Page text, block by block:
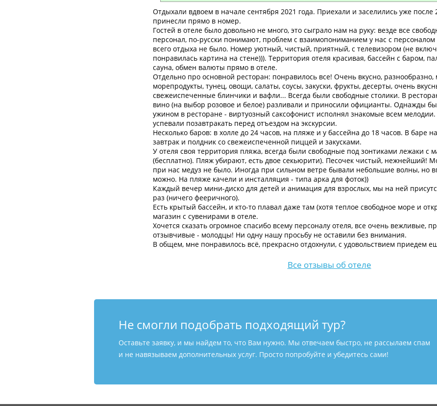
Отдыхали вдвоем в начале сентября 2021 года. Приехали и заселились уже после
принесли прямо в номер.
Гостей в отеле было довольно не много, это сыграло нам на руку: везде все
персонал, по-русски понимают, проблем с взаимопониманием у нас с
всего отдыха не было. Номер уютный, чистый, приятный, с телевизором (не
понравилась картина на стене))). Территория отеля красивая, бассейн с баром,
сауна, обмен валюты прямо в отеле.
Отдельно про основной ресторан: понравилось все! Очень вкусно, разнообразно,
морепродукты, тунец, овощи, салаты, соусы, закуски, фрукты, десерты, очень
свежеиспеченные блинчики и вафли... Всегда были свободные столики. В
вино (на выбор розовое и белое) разливали и приносили официанты. Однажды
ужином в ресторане - виртуозный саксофонист исполнял знакомые всем мелодии.
успевали позавтракать перед отъездом на экскурсии.
Несколько баров: в холле до 24 часов, на пляже и у бассейна до 18 часов. В баре
завтрак и полдник со свежеиспеченной пиццей и закусками.
У отеля своя территория пляжа, всегда были свободные под зонтиками лежаки с
(бесплатно). Пляж убирают, есть двое секьюрити). Песочек чистый, нежнейший!
при нас медуз не было. Иногда при сильном ветре бывали небольшие волны, но
можно. На пляже качели и инсталляция - типа арка для фоток))
Каждый вечер мини-диско для детей и анимация для взрослых, мы на ней
раз (ничего фееричного).
Есть крытый бассейн, и кто-то плавал даже там (хотя теплое свободное море и
магазин с сувенирами в отеле.
Хочется сказать огромное спасибо всему персоналу отеля, все очень вежливые,
отзывчивые - молодцы! Ни одну нашу просьбу не оставили без внимания.
В общем, мне понравилось всё, прекрасно отдохнули, с удовольствием приедем
Все отзывы об отеле
Не смогли подобрать подходящий тур?
Оставьте заявку, и мы найдем то, что Вам нужно. Мы отвечаем быстро, не рассылаем спам
и не навязываем дополнительных услуг. Просто попробуйте и убедитесь сами!